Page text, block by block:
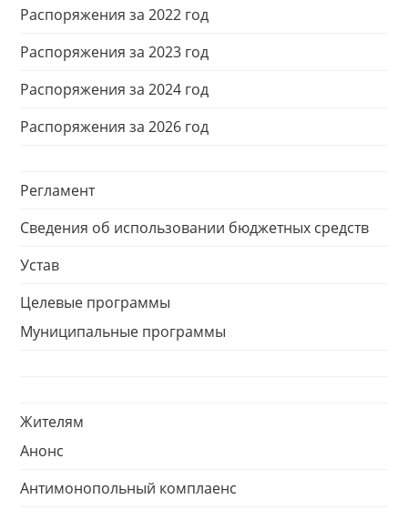
Распоряжения за 2022 год
Распоряжения за 2023 год
Распоряжения за 2024 год
Распоряжения за 2026 год
Регламент
Сведения об использовании бюджетных средств
Устав
Целевые программы
Муниципальные программы
Жителям
Анонс
Антимонопольный комплаенс